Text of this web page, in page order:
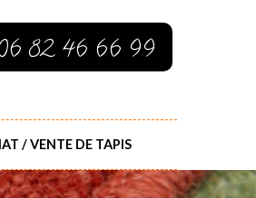
82 46 66 99
/ VENTE DE TAPIS